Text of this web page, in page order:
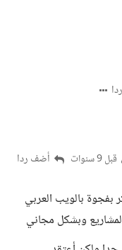
قبل 9 سنوات أضف ردا
بفجوة بالويب العربي
وبشكل مجاني